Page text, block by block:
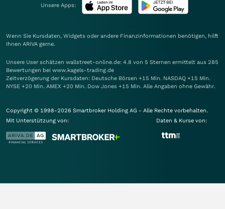
Unsere Apps:
Wenn Sie Kursdaten, Widgets oder andere Finanzinformationen benötigen, hilft
Ihnen ARIVA gerne.
Unsere User schätzen wallstreet-online.de: 4.8 von 5 Sternen ermittelt aus 285
Bewertungen bei www.kagels-trading.de
Zeitverzögerung der Kursdaten: Deutsche Börsen +15 Min. NASDAQ +15 Min.
NYSE +20 Min. AMEX +20 Min. Dow Jones +15 Min. Alle Angaben ohne Gewähr.
Copyright © 1998-2026 Smartbroker Holding AG - Alle Rechte vorbehalten.
Mit Unterstützung von:
Daten & Kurse von: